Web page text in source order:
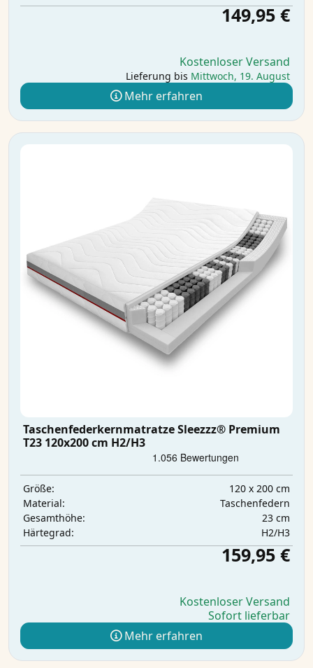
149,95 €
Kostenloser Versand
Lieferung bis Mittwoch, 19. August
Mehr erfahren
Taschenfederkernmatratze Sleezzz® Premium
T23 120x200 cm H2/H3
Größe:
120 x 200 cm
Material:
Taschenfedern
Gesamthöhe:
23 cm
Härtegrad:
H2/H3
159,95 €
Kostenloser Versand
Sofort lieferbar
Mehr erfahren